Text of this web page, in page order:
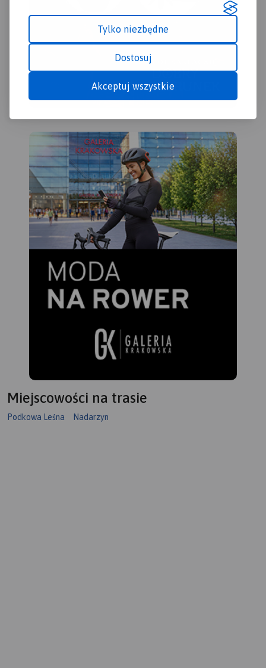
Tylko niezbędne
Dostosuj
Akceptuj wszystkie
Miejscowości na trasie
Podkowa Leśna Nadarzyn